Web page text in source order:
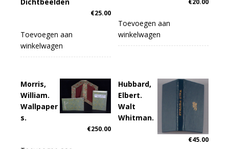
€25.00
Toevoegen aan
winkelwagen
€20.00
Toevoegen aan
winkelwagen
Morris,
William.
Wallpaper
s.
€250.00
Hubbard,
Elbert.
Walt
Whitman.
€45.00